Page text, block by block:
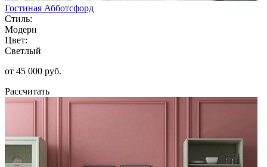
Гостиная Абботсфорд
Стиль:
Модерн
Цвет:
Светлый
от 45 000 руб.
Рассчитать